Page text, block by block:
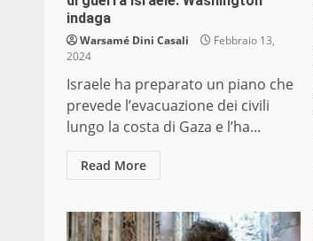
indaga
Warsamé Dini Casali
Febbraio 13,
2024
Israele ha preparato un piano che
prevede l’evacuazione dei civili
lungo la costa di Gaza e l’ha...
Read More